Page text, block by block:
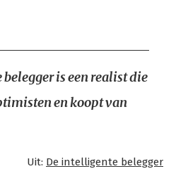
is een realist die
en koopt van
Uit: De intelligente belegger